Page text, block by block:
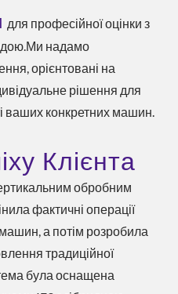
для професійної оцінки з
надамо
орієнтовані на
рішення для
ваших конкретних машин.
Клієнта
обробним
фактичні операції
а потім розробила
традиційної
була оснащена